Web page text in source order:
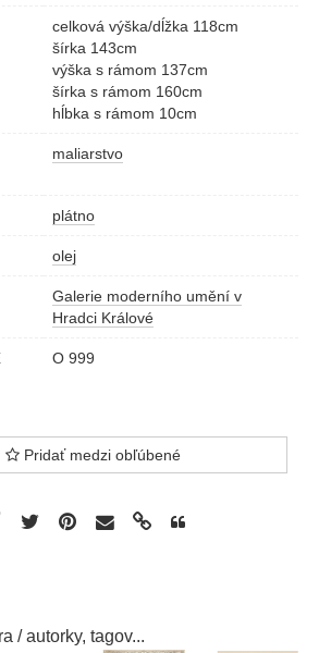
celková výška/dĺžka 118cm
šírka 143cm
výška s rámom 137cm
šírka s rámom 160cm
hĺbka s rámom 10cm
maliarstvo
plátno
olej
Galerie moderního umění v
Hradci Králové
O 999
Pridať medzi obľúbené
/ autorky, tagov...